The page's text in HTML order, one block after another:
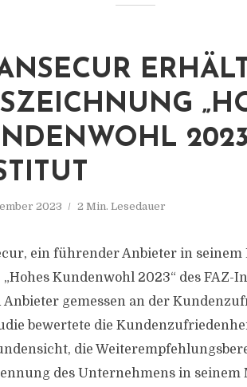
ERHÄLT
2023 2 Min. Lesedauer
ein führender Anbieter in
„Hohes Kundenwohl 2023“ des FAZ-
Anbieter gemessen an der
bewertete die
die
des Unternehmens in seinem